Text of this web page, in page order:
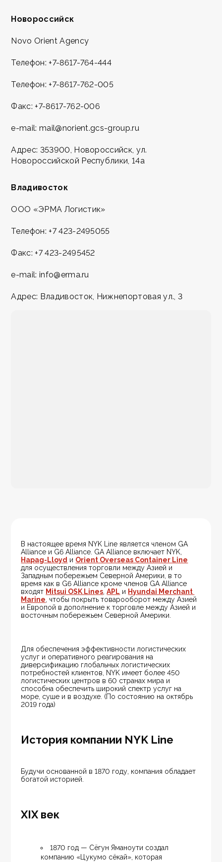
Новороссийск
Novo Orient Agency
Телефон:+7-8617-764-444
Телефон:+7-8617-762-005
Факс:+7-8617-762-006
e-mail: mail@norient.gcs-group.ru
Адрес: 353900, Новороссийск, ул.
Новороссийской Республики, 14а
Владивосток
ООО «ЭРМА Логистик»
Телефон:+7 423-2495055
Факс:+7 423-2495452
e-mail: info@erma.ru
Адрес: Владивосток, Нижнепортовая ул., 3
В настоящее время NYK Line является членом GA
Alliance и G6 Alliance. GA Alliance включает NYK,
Hapag-Lloyd и Orient Overseas Container Line
для осуществления торговли между Азией и
Западным побережьем Северной Америки, в то
время как в G6 Alliance кроме членов GA Alliance
входят Mitsui OSK Lines, APL и Hyundai Merchant
Marine, чтобы покрыть товарооборот между Азией
и Европой в дополнение к торговле между Азией и
восточным побережьем Северной Америки.
Для обеспечения эффективности логистических
услуг и оперативного реагирования на
диверсификацию глобальных логистических
потребностей клиентов, NYK имеет более 450
логистических центров в 60 странах мира и
способна обеспечить широкий спектр услуг на
море, суше и в воздухе. (По состоянию на октябрь
2019 года)
История компании NYK Line
Будучи основанной в 1870 году, компания обладает
богатой историей.
XIX век
1870 год — Сёгун Яманоути создал
компанию «Цукумо сёкай», которая